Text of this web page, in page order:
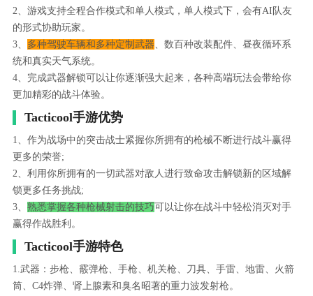
2、游戏支持全程合作模式和单人模式，单人模式下，会有AI队友
的形式协助玩家。
3、 多种驾驶车辆和多种定制武器 、数百种改装配件、昼夜循环系
统和真实天气系统。
4、完成武器解锁可以让你逐渐强大起来，各种高端玩法会带给你
更加精彩的战斗体验。
Tacticool手游优势
1、作为战场中的突击战士紧握你所拥有的枪械不断进行战斗赢得
更多的荣誉;
2、利用你所拥有的一切武器对敌人进行致命攻击解锁新的区域解
锁更多任务挑战;
3、 熟悉掌握各种枪械射击的技巧可以让你在战斗中轻松消灭对手
赢得作战胜利。
Tacticool手游特色
1.武器：步枪、霰弹枪、手枪、机关枪、刀具、手雷、地雷、火箭
筒、C4炸弹、肾上腺素和臭名昭著的重力波发射枪。